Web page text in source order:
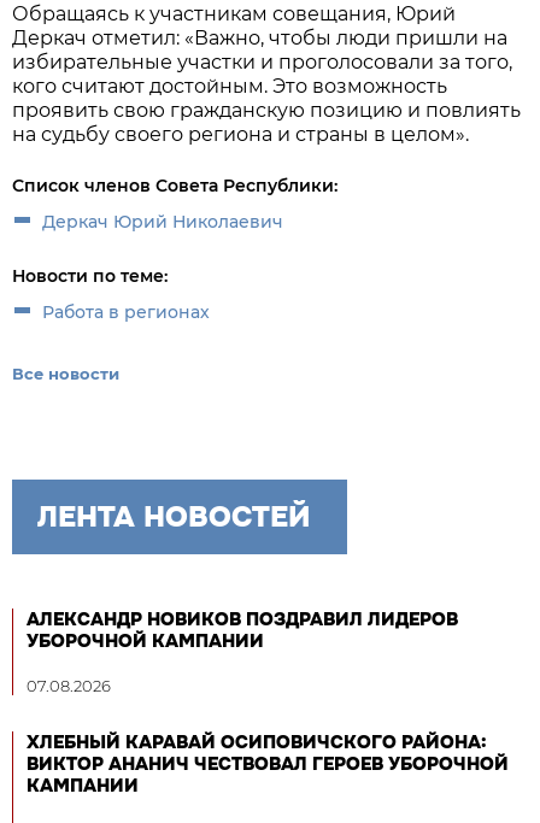
Обращаясь к участникам совещания, Юрий
Деркач отметил: «Важно, чтобы люди пришли на
избирательные участки и проголосовали за того,
кого считают достойным. Это возможность
проявить свою гражданскую позицию и повлиять
на судьбу своего региона и страны в целом».
Список членов Совета Республики:
Деркач Юрий Николаевич
Новости по теме:
Работа в регионах
Все новости
ЛЕНТА НОВОСТЕЙ
АЛЕКСАНДР НОВИКОВ ПОЗДРАВИЛ ЛИДЕРОВ
УБОРОЧНОЙ КАМПАНИИ
07.08.2026
ХЛЕБНЫЙ КАРАВАЙ ОСИПОВИЧСКОГО РАЙОНА:
ВИКТОР АНАНИЧ ЧЕСТВОВАЛ ГЕРОЕВ УБОРОЧНОЙ
КАМПАНИИ